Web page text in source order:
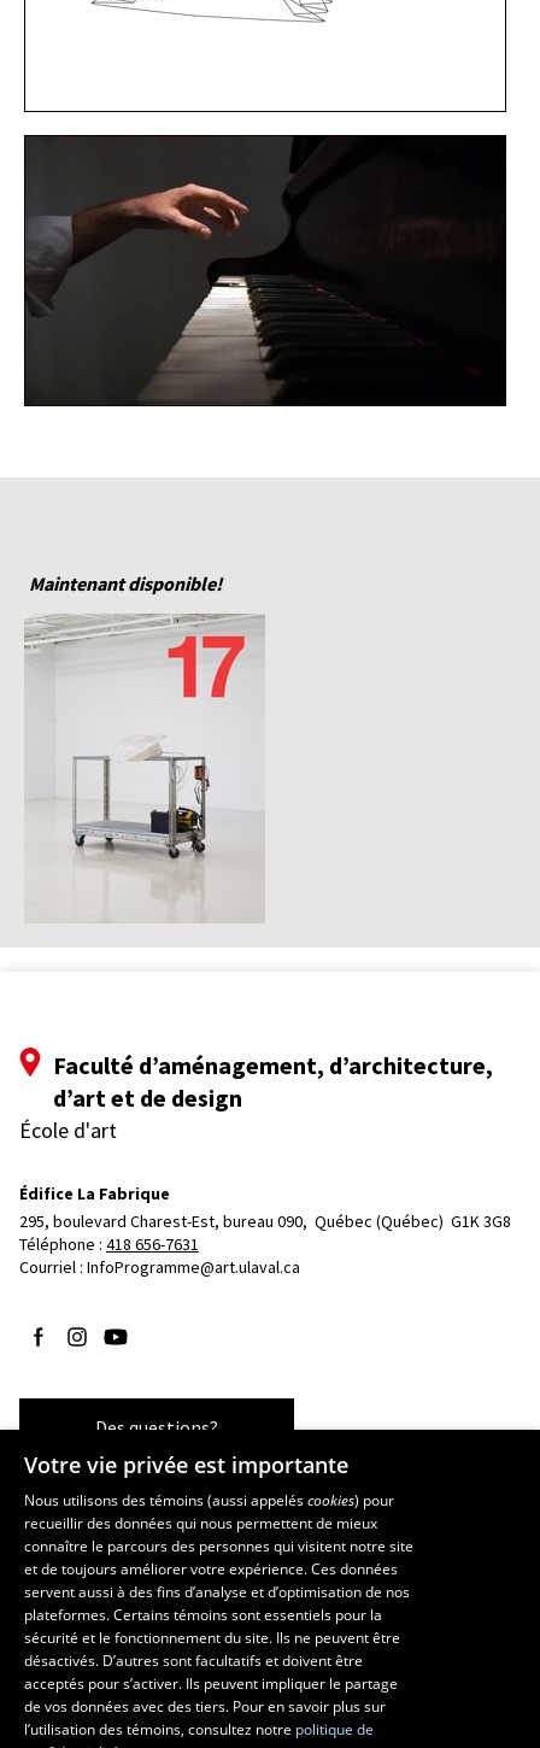
Maintenant disponible!
Faculté d’aménagement, d’architecture,
d’art et de design
École d'art
Édifice La Fabrique
295, boulevard Charest-Est, bureau 090, Québec (Québec)  G1K 3G8
Téléphone : 418 656-7631
Courriel : InfoProgramme@art.ulaval.ca
Suivez-nous sur Facebook
Suivez-nous sur Instagram
Suivez-nous sur YouTube
Des questions?
Les écoles et la recherche
École supérieure d’aménagement du territoire et de développement
régional
École d’architecture
École de design
Centre de recherche en aménagement et développement
Votre vie privée est importante
Nous utilisons des témoins (aussi appeléscookies) pour
recueillir des données qui nous permettent de mieux
connaître le parcours des personnes qui visitent notre site
et de toujours améliorer votre expérience. Ces données
servent aussi à des fins d’analyse et d’optimisation de nos
plateformes. Certains témoins sont essentiels pour la
sécurité et le fonctionnement du site. Ils ne peuvent être
désactivés. D’autres sont facultatifs et doivent être
acceptés pour s’activer. Ils peuvent impliquer le partage
de vos données avec des tiers. Pour en savoir plus sur
l’utilisation des témoins, consultez notre politique de